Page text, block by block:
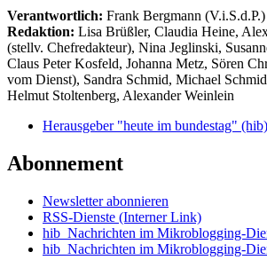
Verantwortlich: Frank Bergmann (V.i.S.d.P.)
Redaktion: Lisa Brüßler, Claudia Heine,
(stellv. Chefredakteur), Nina Jeglinski,
Claus Peter Kosfeld, Johanna Metz, Sören
vom Dienst), Sandra Schmid, Michael
Helmut Stoltenberg, Alexander Weinlein
Herausgeber "heute im bundestag" (hib)
Abonnement
Newsletter abonnieren
RSS-Dienste (Interner Link)
hib_Nachrichten im Mikroblogging-
hib_Nachrichten im Mikroblogging-